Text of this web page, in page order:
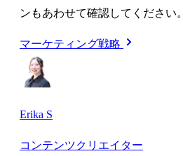
ンもあわせて確認してください。
マーケティング戦略
Erika S
コンテンツクリエイター